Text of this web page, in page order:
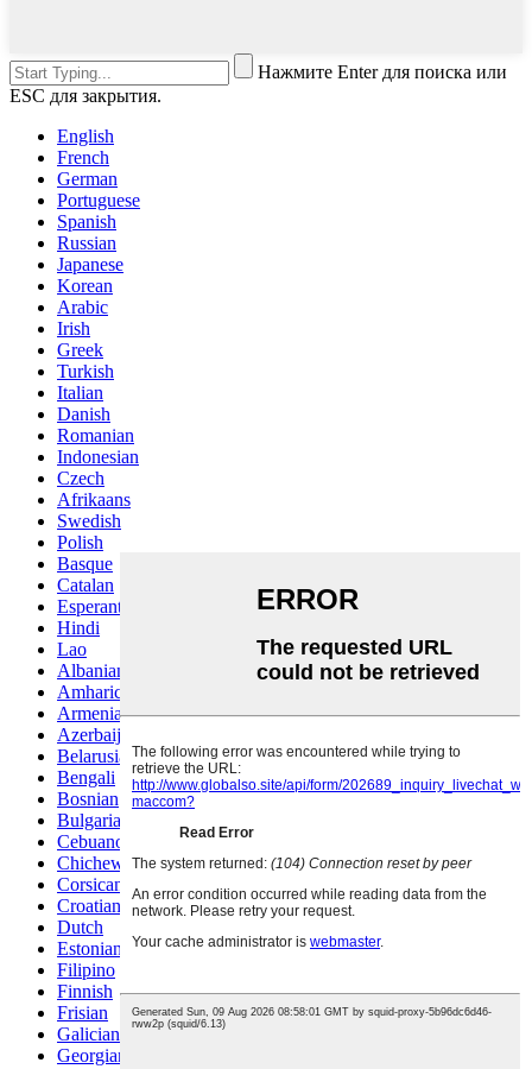
Нажмите Enter для поиска или
ESC для закрытия.
English
French
German
Portuguese
Spanish
Russian
Japanese
Korean
Arabic
Irish
Greek
Turkish
Italian
Danish
Romanian
Indonesian
Czech
Afrikaans
Swedish
Polish
Basque
Catalan
Esperanto
Hindi
Lao
Albanian
Amharic
Armenian
Azerbaijani
Belarusian
Bengali
Bosnian
Bulgarian
Cebuano
Chichewa
Corsican
Croatian
Dutch
Estonian
Filipino
Finnish
Frisian
Galician
Georgian